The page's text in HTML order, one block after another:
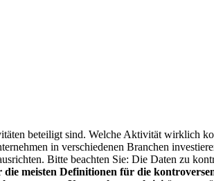
beteiligt sind. Welche Aktivität wirklich
in verschiedenen Branchen
Bitte beachten Sie: Die Daten zu
meisten Definitionen für die